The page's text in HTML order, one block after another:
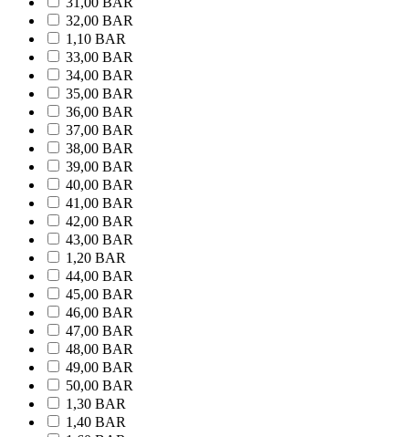
32,00 BAR
1,10 BAR
33,00 BAR
34,00 BAR
35,00 BAR
36,00 BAR
37,00 BAR
38,00 BAR
39,00 BAR
40,00 BAR
41,00 BAR
42,00 BAR
43,00 BAR
1,20 BAR
44,00 BAR
45,00 BAR
46,00 BAR
47,00 BAR
48,00 BAR
49,00 BAR
50,00 BAR
1,30 BAR
1,40 BAR